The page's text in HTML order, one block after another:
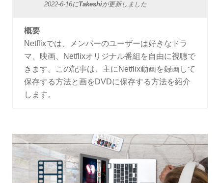
2022-6-16にTakeshiが更新しました
概要
Netflixでは、メンバーのユーザーは好きなドラ
マ、映画、Netflixオリジナル番組を自由に視聴で
きます。この記事は、主にNetflix動画を録画して
保存する方法と画をDVDに保存する方法を紹介
します。